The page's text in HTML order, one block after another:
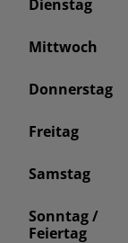
Dienstag
Mittwoch
Donnerstag
Freitag
Samstag
Sonntag /
Feiertag